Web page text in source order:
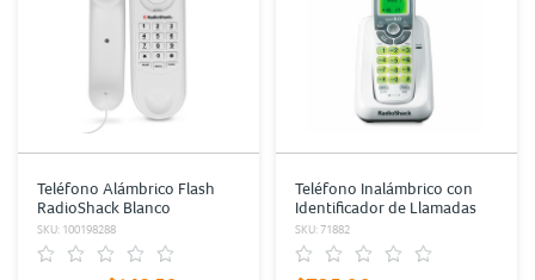
Teléfono Alámbrico Flash
RadioShack Blanco
SKU: 100198288
Teléfono Inalámbrico con
Identificador de Llamadas
RadioShack Blanco
SKU: 71882